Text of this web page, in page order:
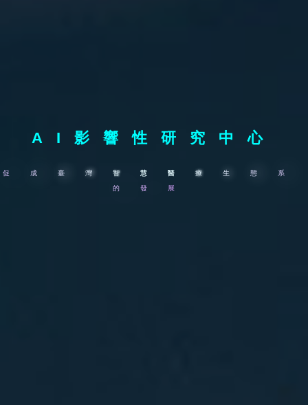
AI影響性研究中心
促 成 臺 灣 智 慧 醫 療 生 態 系
的 發 展